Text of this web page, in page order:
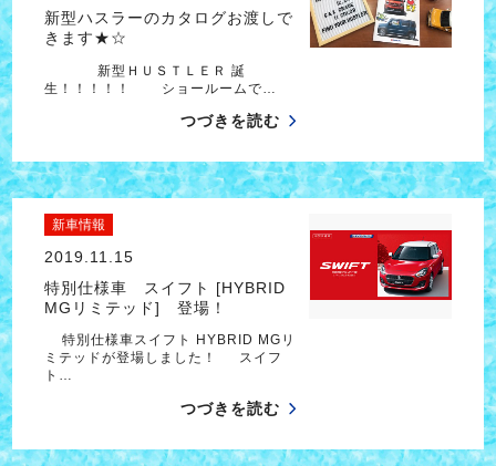
新型ハスラーのカタログお渡しで
きます★☆
新型ＨＵＳＴＬＥＲ 誕
生！！！！！ ショールームで…
つづきを読む
新車情報
2019.11.15
特別仕様車 スイフト [HYBRID
MGリミテッド] 登場！
特別仕様車スイフト HYBRID MGリ
ミテッドが登場しました！ スイフ
ト…
つづきを読む